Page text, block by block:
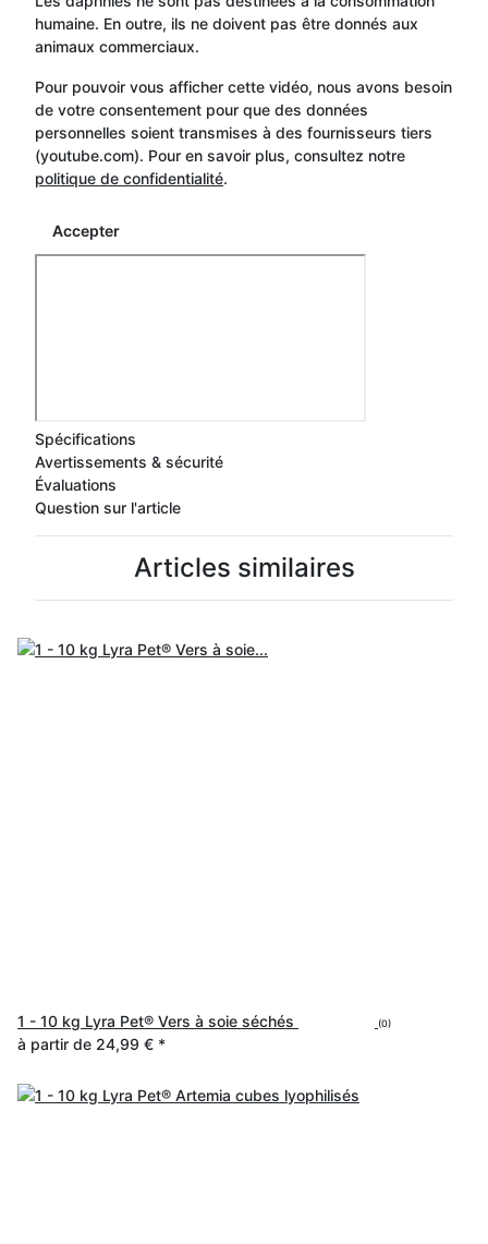
humaine. En outre, ils ne doivent pas être donnés aux
animaux commerciaux.
Pour pouvoir vous afficher cette vidéo, nous avons besoin
de votre consentement pour que des données
personnelles soient transmises à des fournisseurs tiers
(youtube.com). Pour en savoir plus, consultez notre
politique de confidentialité.
Accepter
Spécifications
Avertissements & sécurité
Évaluations
Question sur l'article
Articles similaires
1 - 10 kg Lyra Pet® Vers à soie séchés (0)
à partir de 24,99 € *